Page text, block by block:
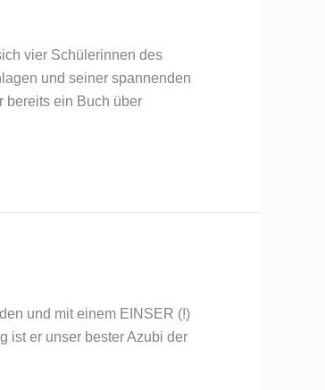
vier Schülerinnen des
und seiner spannenden
bereits ein Buch über
und mit einem EINSER (!)
ist er unser bester Azubi der